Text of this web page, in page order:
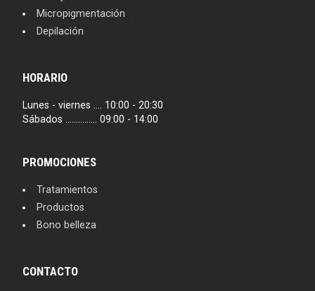
Micropigmentación
Depilación
HORARIO
Lunes - viernes .... 10:00 - 20:30
Sábados ............... 09:00 - 14:00
PROMOCIONES
Tratamientos
Productos
Bono belleza
CONTACTO